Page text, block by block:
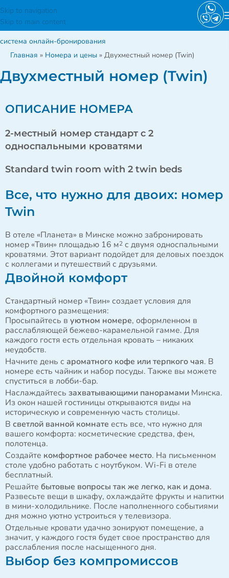
Skip to navigation
Skip to main content
система онлайн-бронирования
Главная » Номера и цены » Двухместный номер (Twin)
Двухместный номер (Twin)
ОПИСАНИЕ НОМЕРА
2-местный номер стандарт с 2
односпальными кроватями
Standard twin room with 2 twin beds
Все, что нужно для двоих: номер
Twin
В отеле «Планета» в Минске можно забронировать
номер «Твин» площадью 16 м2 с двумя односпальными
кроватями. Этот вариант подойдет для деловых поездок
с коллегами и путешествий с друзьями.
Двойной комфорт
Стандартный номер «Твин» создает условия для
комфортного размещения:
Просыпайтесь в уютном номере, оформленном в
расслабляющей бежево-карамельной гамме. Для
каждого гостя есть отдельная кровать – никаких
неудобств.
Начните день с ароматного кофе или терпкого чая. В
номере есть чайник и набор посуды. Также вы можете
спуститься в лобби-бар.
Наслаждайтесь захватывающими панорамами Минска.
Из окон нашей гостиницы открываются виды на
историческую и современную часть столицы.
В светлой ванной комнате есть все, что нужно для
вашего комфорта: косметические средства, фен,
полотенца.
Создайте комфортное рабочее место. На письменном
столе удобно работать с ноутбуком. Wi-Fi в отеле
бесплатный.
Решайте бытовые вопросы так же легко, как и дома.
Развесьте вещи в шкафу, охлаждайте фрукты и напитки
в мини-холодильнике. После наполненного событиями
дня можно уютно устроиться у телевизора.
Отдельные кровати удачно зонируют помещение, а
значит, у каждого гостя будет свое пространство для
расслабления после насыщенного дня.
Выбор без компромиссов